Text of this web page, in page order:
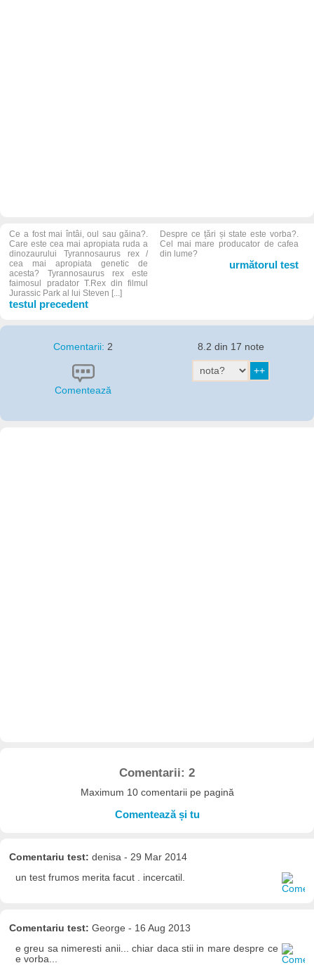
Ce a fost mai întâi, oul sau găina?.
Care este cea mai apropiata ruda a
dinozaurului Tyrannosaurus rex /
cea mai apropiata genetic de
acesta? Tyrannosaurus rex este
faimosul pradator T.Rex din filmul
Jurassic Park al lui Steven [...]
testul precedent
Despre ce țări și state este vorba?.
Cel mai mare producator de cafea
din lume?
următorul test
Comentarii: 2
Comentează
8.2 din 17 note
Comentarii: 2
Maximum 10 comentarii pe pagină
Comentează și tu
Comentariu test: denisa - 29 Mar 2014
un test frumos merita facut . incercatil.
Comentariu test: George - 16 Aug 2013
e greu sa nimeresti anii... chiar daca stii in mare despre ce
e vorba...